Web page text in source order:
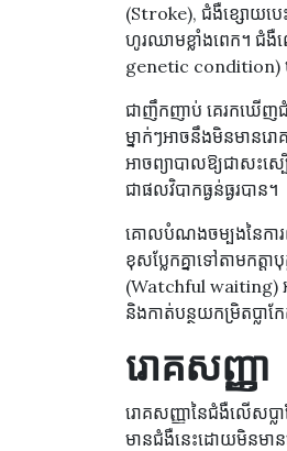
(Stroke), ជំងឺខ្សោយបេះ
ហូរឈាមខ្លាំងពេក។ ជំងឺ
genetic condition) ម
ជាញឹកញាប់ គេរកឃើញជំ
ម្នាក់ៗអាចនឹងមិនមានរ
អាចព្យាបាលឱ្យជាសះស្
ជាផលវិបាកធ្ងន់ធ្ងរបាន។
គោលបំណងចម្បងនៃការព្
ខុសប្លែកគ្នាទៅតាមកត្
(Watchful waiting)
និងកាត់បន្ថយកម្រិតប្លាក
រោគសញ្ញា
រោគសញ្ញានៃជំងឺលើសប្លា
មានជំងឺនេះដោយមិនមា